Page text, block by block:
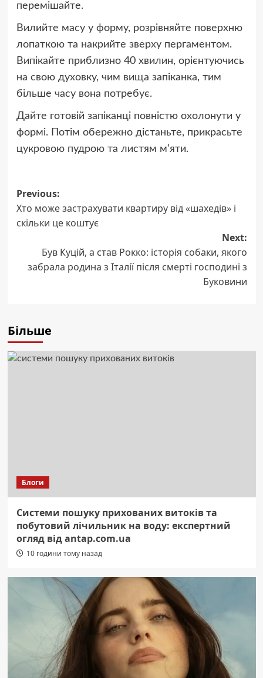
перемішайте.
Вилийте масу у форму, розрівняйте поверхню
лопаткою та накрийте зверху пергаментом.
Випікайте приблизно 40 хвилин, орієнтуючись
на свою духовку, чим вища запіканка, тим
більше часу вона потребує.
Дайте готовій запіканці повністю охолонути у
формі. Потім обережно дістаньте, прикрасьте
цукровою пудрою та листям м’яти.
Post
navigation
Previous:
Хто може застрахувати квартиру від «шахедів» і
скільки це коштує
Next:
Був Куцій, а став Рокко: історія собаки, якого
забрала родина з Італії після смерті господині з
Буковини
Більше
Блоги
Системи пошуку прихованих витоків та
побутовий лічильник на воду: експертний
огляд від antap.com.ua
10 години тому назад